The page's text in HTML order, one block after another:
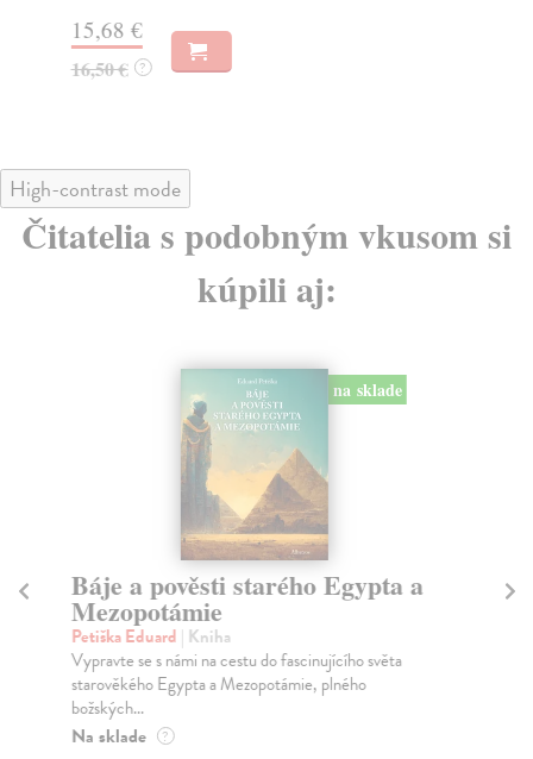
15,68 €
16,50 € ?
High-contrast mode
Čitatelia s podobným vkusom si
kúpili aj:
na sklade
Báje a pověsti starého Egypta a
Mezopotámie
Petiška Eduard | Kniha
Vypravte se s námi na cestu do fascinujícího světa
starověkého Egypta a Mezopotámie, plného
božských...
Na sklade ?